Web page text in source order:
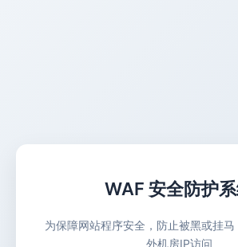
WAF 安全防护
为保障网站程序安全，防止被黑或挂
外机房IP访问